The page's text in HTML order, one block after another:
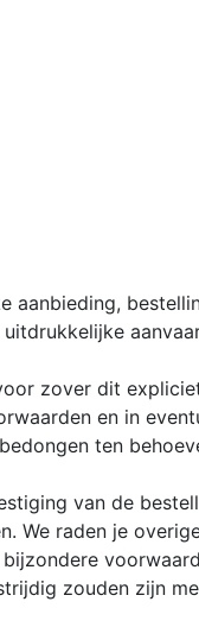
aanbieding,
zover dit
en in
ten
van de
We raden je
zouden zijn